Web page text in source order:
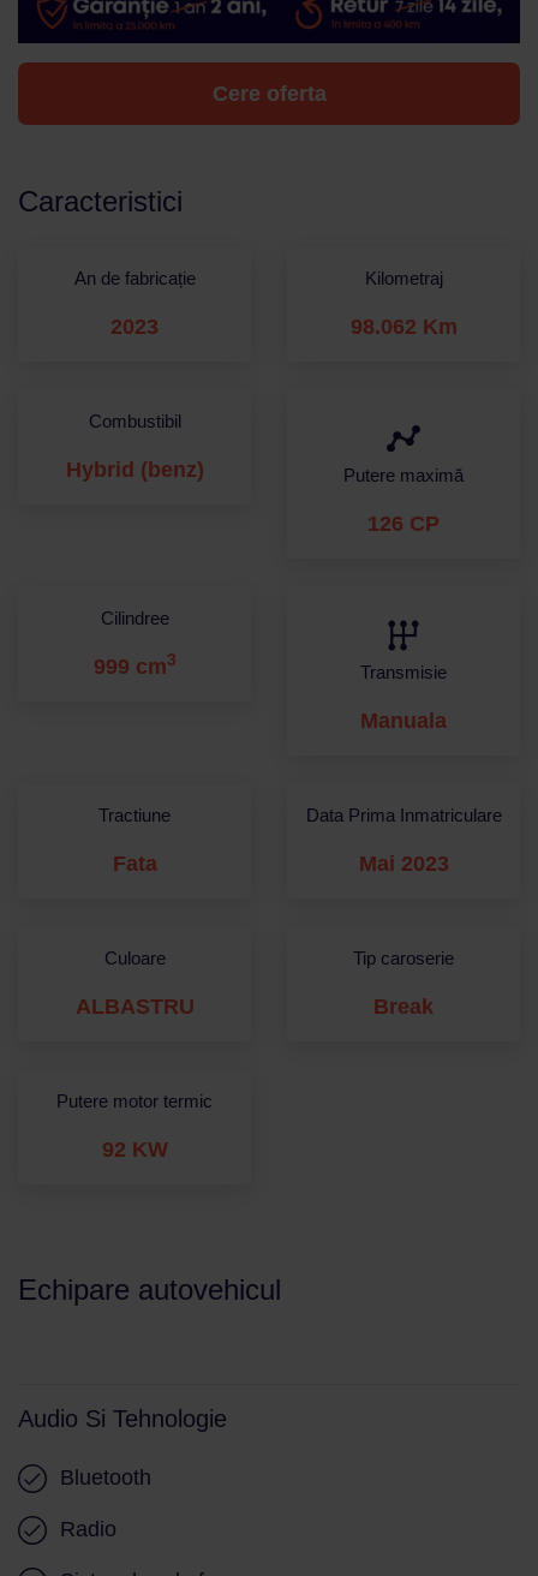
Cere oferta
Caracteristici
An de fabricație
2023
Kilometraj
98.062 Km
Combustibil
Hybrid (benz) Putere maximă
126 CP
Cilindree
999 cm3
Transmisie
Manuala
Tractiune
Fata
Data Prima Inmatriculare
Mai 2023
Culoare
ALBASTRU
Tip caroserie
Break
Putere motor termic
92 KW
Echipare autovehicul
Audio Si Tehnologie
Bluetooth
Radio